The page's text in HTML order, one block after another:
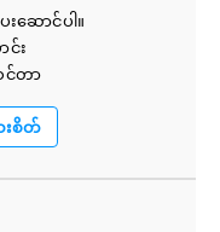
ဆောင်ပါ။
း
င်တာ
ာင်းအ၀ယ်ပြုလုပ်ရန်
။
စိတ်